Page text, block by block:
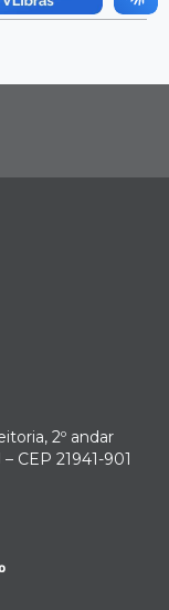
2º andar
CEP 21941-901